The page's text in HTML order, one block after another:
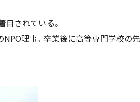
目されている。
理事。卒業後に高等専門学校の